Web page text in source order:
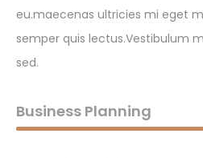
eu.maecenas ultricies mi eget
semper quis lectus.Vestibulum
sed.
Business Planning